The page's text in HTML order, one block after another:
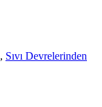
, Sıvı Devrelerinden